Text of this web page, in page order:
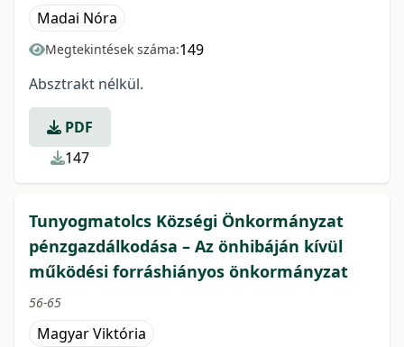
Madai Nóra
Megtekintések száma:149
Absztrakt nélkül.
PDF
147
Tunyogmatolcs Községi Önkormányzat
pénzgazdálkodása – Az önhibáján kívül
működési forráshiányos önkormányzat
56-65
Magyar Viktória